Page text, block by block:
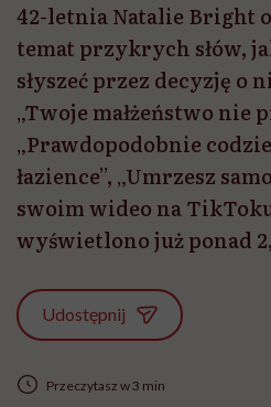
42-letnia Natalie Bright
temat przykrych słów,
słyszeć przez decyzję o
„Twoje małżeństwo nie
„Prawdopodobnie
łazience”, „Umrzesz
swoim wideo na
wyświetlono już ponad
Udostępnij
Przeczytasz w 3 min